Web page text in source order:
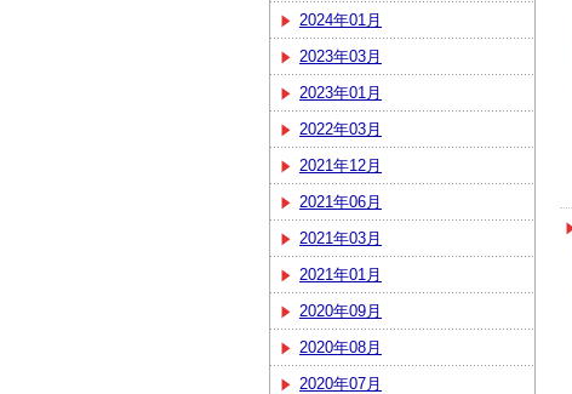
2024年01月
2023年03月
2023年01月
2022年03月
2021年12月
2021年06月
2021年03月
2021年01月
2020年09月
2020年08月
2020年07月